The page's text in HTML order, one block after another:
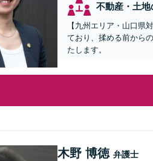
不動産・土地
【九州エリア・山口県
ており、揉める前から
たします。
木野 博徳 弁護士